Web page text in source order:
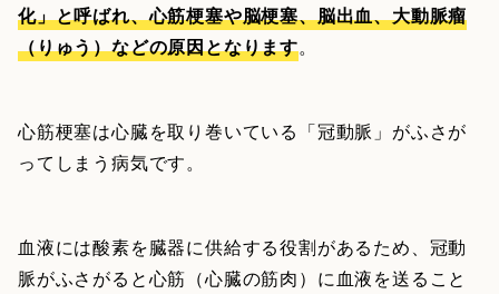
化」と呼ばれ、心筋梗塞や脳梗塞、脳出血、大動脈瘤
（りゅう）などの原因となります。
心筋梗塞は心臓を取り巻いている「冠動脈」がふさが
ってしまう病気です。
血液には酸素を臓器に供給する役割があるため、冠動
脈がふさがると心筋（心臓の筋肉）に血液を送ること